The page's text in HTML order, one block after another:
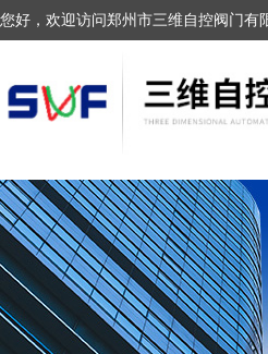
您好，欢迎访问郑州市三维自控阀门有